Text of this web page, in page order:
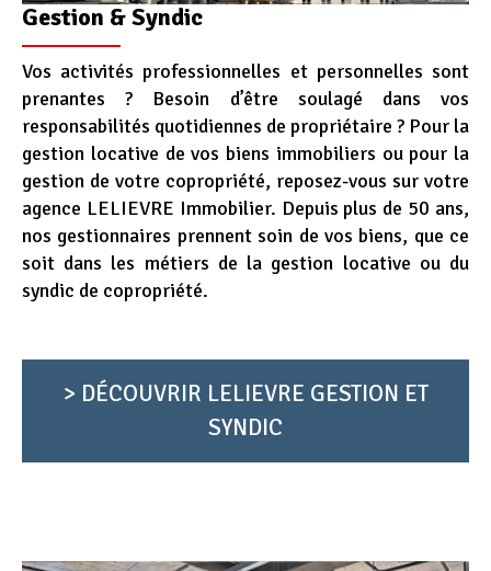
Gestion & Syndic
Vos activités professionnelles et personnelles sont
prenantes ? Besoin d’être soulagé dans vos
responsabilités quotidiennes de propriétaire ? Pour la
gestion locative de vos biens immobiliers ou pour la
gestion de votre copropriété, reposez-vous sur votre
agence LELIEVRE Immobilier. Depuis plus de 50 ans,
nos gestionnaires prennent soin de vos biens, que ce
soit dans les métiers de la gestion locative ou du
syndic de copropriété.
> DÉCOUVRIR LELIEVRE GESTION ET
SYNDIC